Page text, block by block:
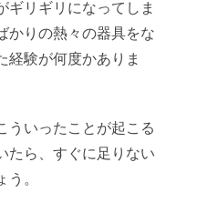
ギリギリになってしま
かりの熱々の器具をな
経験が何度かありま
ういったことが起こる
たら、すぐに足りない
。